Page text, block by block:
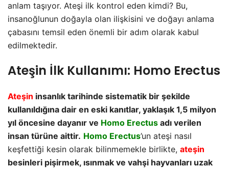
anlam taşıyor. Ateşi ilk kontrol eden kimdi? Bu,
insanoğlunun doğayla olan ilişkisini ve doğayı anlama
çabasını temsil eden önemli bir adım olarak kabul
edilmektedir.
Ateşin İlk Kullanımı: Homo Erectus
Ateşin insanlık tarihinde sistematik bir şekilde
kullanıldığına dair en eski kanıtlar, yaklaşık 1,5 milyon
yıl öncesine dayanır ve Homo Erectus adı verilen
insan türüne aittir. Homo Erectus’un ateşi nasıl
keşfettiği kesin olarak bilinmemekle birlikte, ateşin
besinleri pişirmek, ısınmak ve vahşi hayvanları uzak